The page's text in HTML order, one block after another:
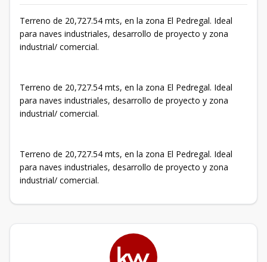
Terreno de 20,727.54 mts, en la zona El Pedregal. Ideal
para naves industriales, desarrollo de proyecto y zona
industrial/ comercial.
Terreno de 20,727.54 mts, en la zona El Pedregal. Ideal
para naves industriales, desarrollo de proyecto y zona
industrial/ comercial.
Terreno de 20,727.54 mts, en la zona El Pedregal. Ideal
para naves industriales, desarrollo de proyecto y zona
industrial/ comercial.